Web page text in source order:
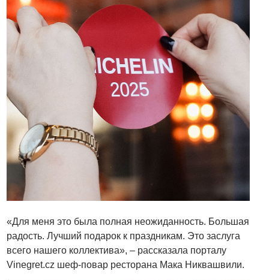
«Для меня это была полная неожиданность. Большая
радость. Лучший подарок к праздникам. Это заслуга
всего нашего коллектива», – рассказала порталу
Vinegret.cz шеф-повар ресторана Мака Никвашвили.